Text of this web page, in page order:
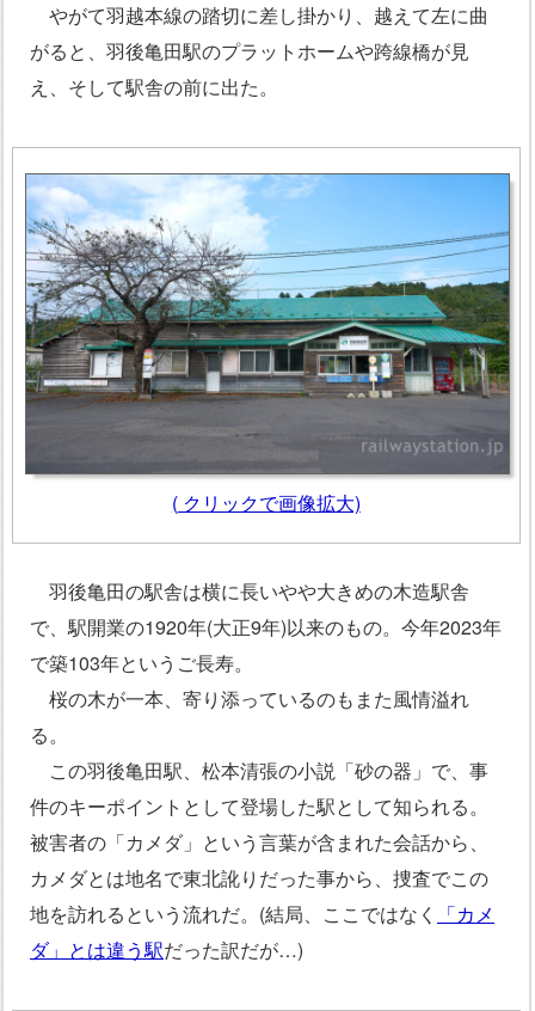
やがて羽越本線の踏切に差し掛かり、越えて左に曲
がると、羽後亀田駅のプラットホームや跨線橋が見
え、そして駅舎の前に出た。
(クリックで画像拡大)
羽後亀田の駅舎は横に長いやや大きめの木造駅舎
で、駅開業の1920年(大正9年)以来のもの。今年2023年
で築103年というご長寿。
桜の木が一本、寄り添っているのもまた風情溢れ
る。
この羽後亀田駅、松本清張の小説「砂の器」で、事
件のキーポイントとして登場した駅として知られる。
被害者の「カメダ」という言葉が含まれた会話から、
カメダとは地名で東北訛りだった事から、捜査でこの
地を訪れるという流れだ。(結局、ここではなく
「カメ
ダ」とは違う駅だった訳だが…)